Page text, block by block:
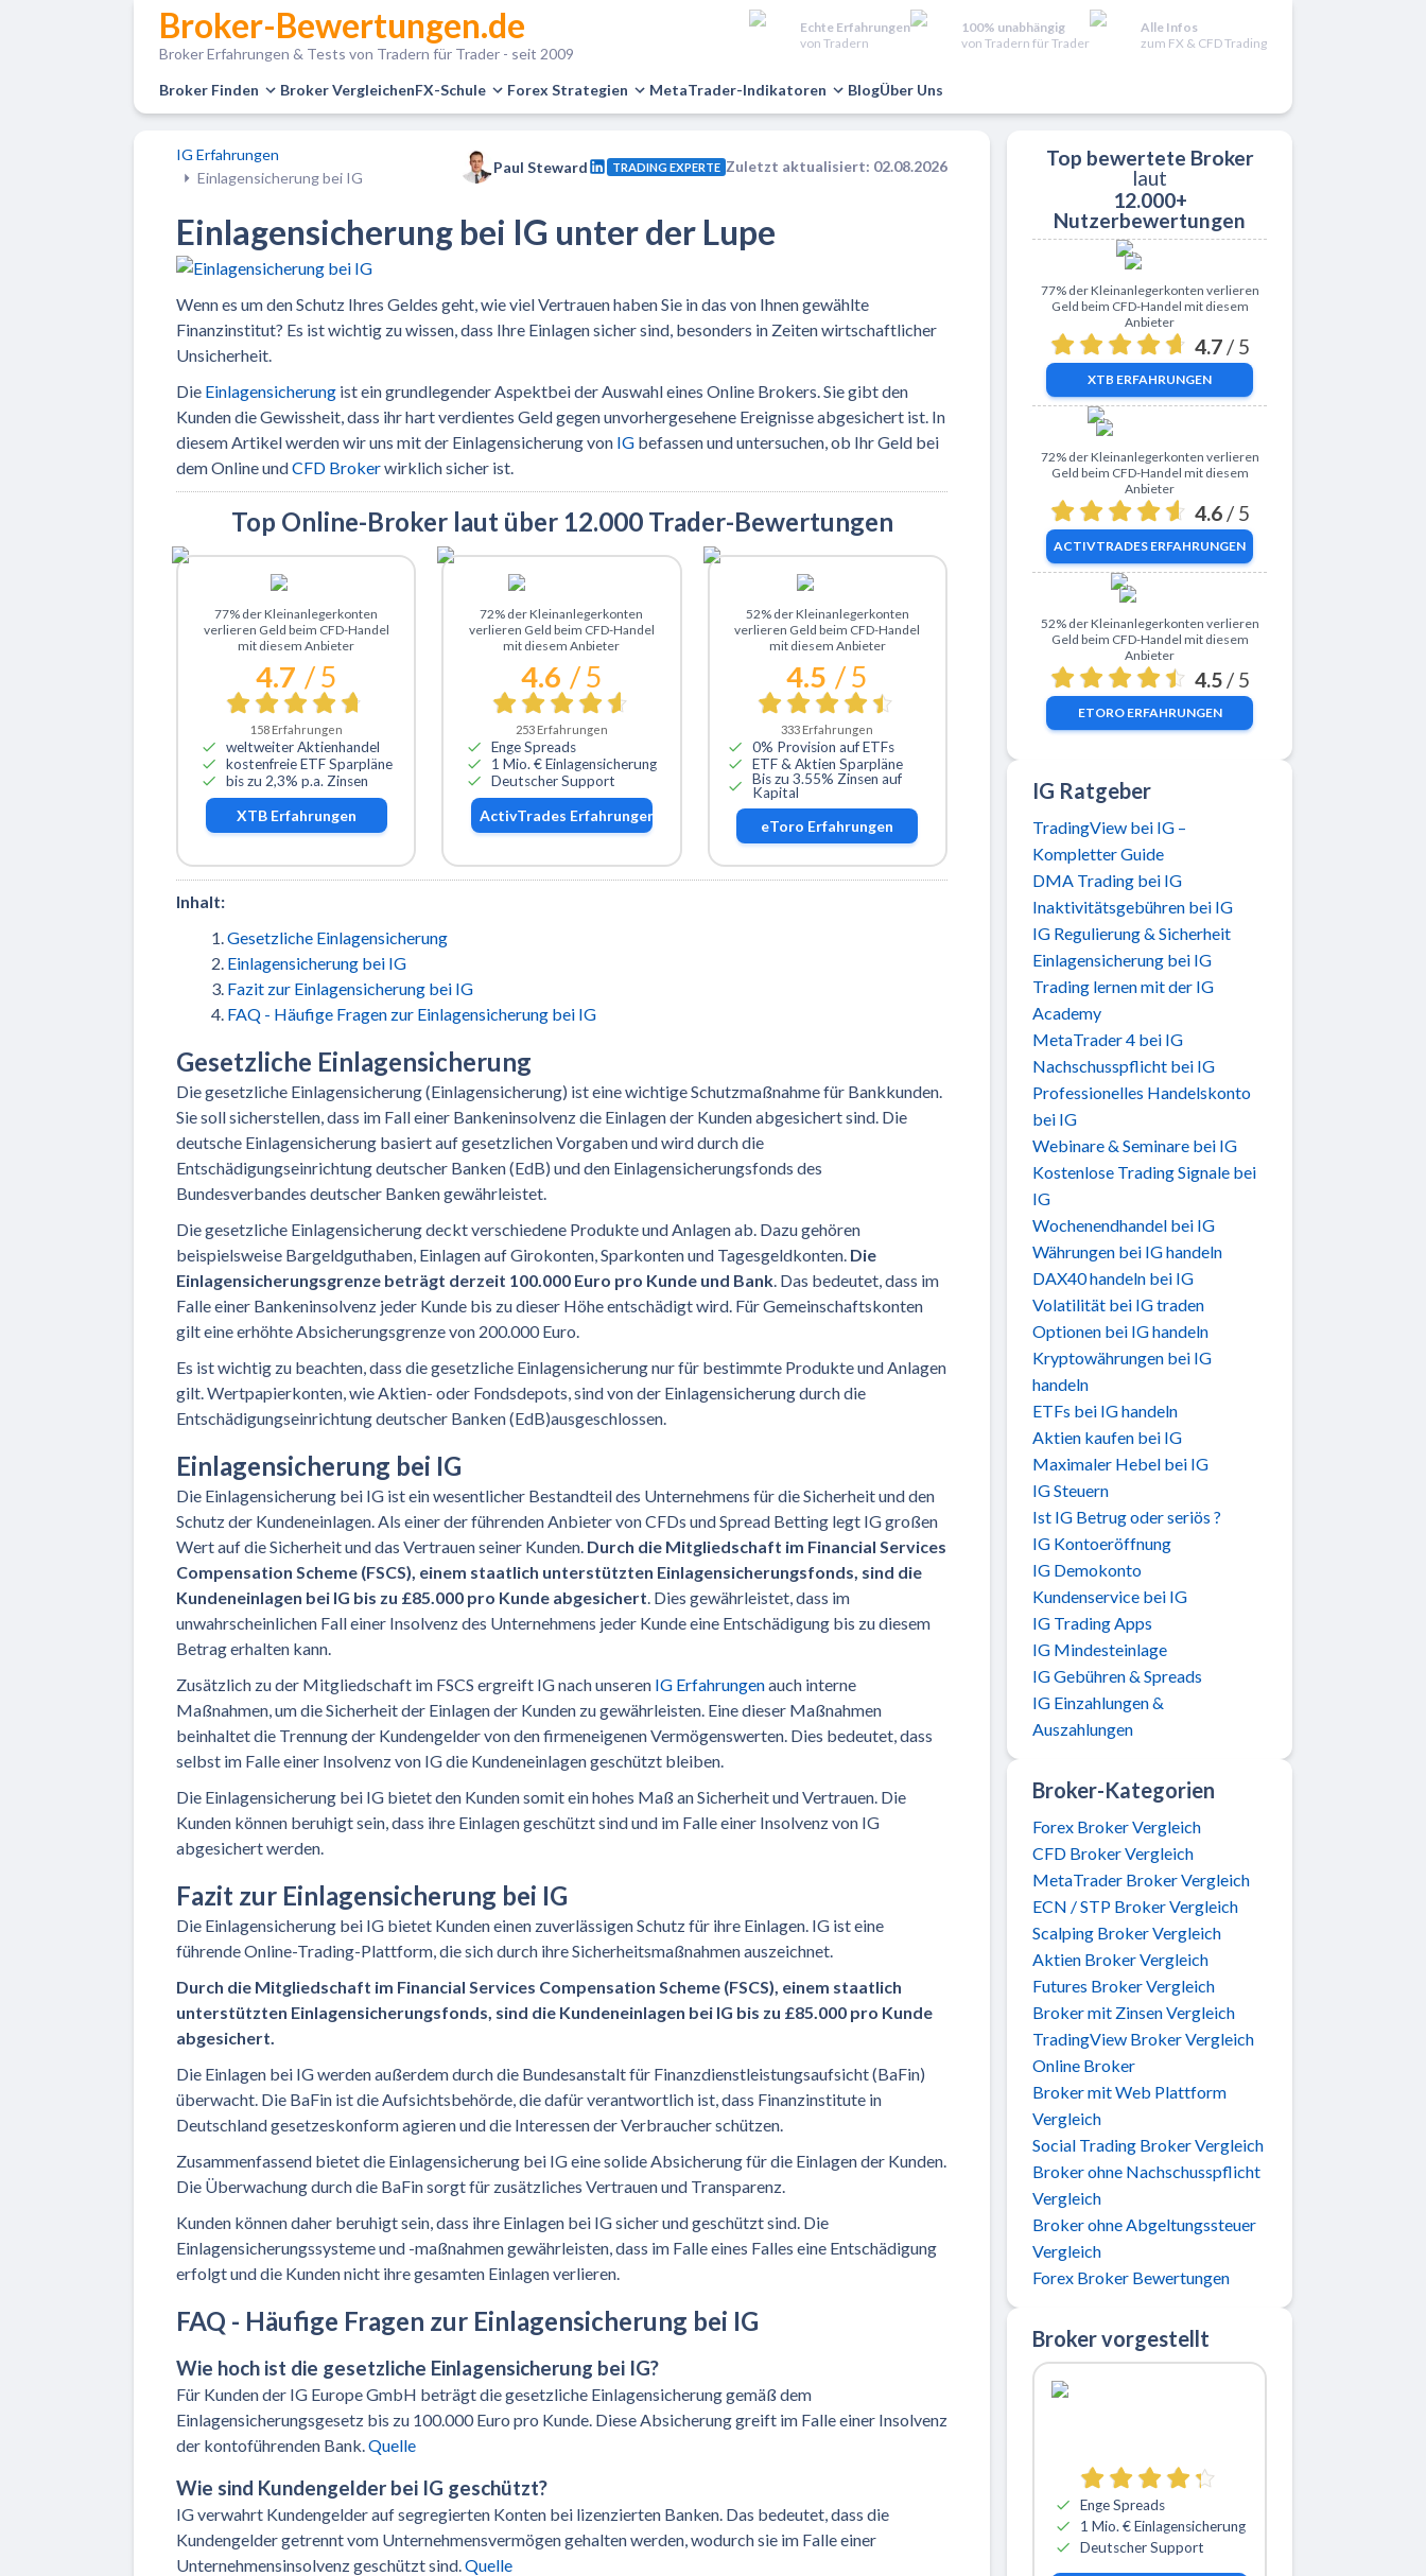
Broker-Bewertungen.de
Broker Erfahrungen & Tests von Tradern für Trader - seit 2009
Echte Erfahrungen
von Tradern
100% unabhängig
von Tradern für Trader
Alle Infos
zum FX & CFD Trading
Broker Finden Broker VergleichenFX-Schule Forex Strategien MetaTrader-Indikatoren BlogÜber Uns
IG Erfahrungen
Einlagensicherung bei IG
Paul Steward TRADING EXPERTE Zuletzt aktualisiert: 02.08.2026
Einlagensicherung bei IG unter der Lupe
Wenn es um den Schutz Ihres Geldes geht, wie viel Vertrauen haben Sie in das von Ihnen gewählte
Finanzinstitut? Es ist wichtig zu wissen, dass Ihre Einlagen sicher sind, besonders in Zeiten wirtschaftlicher
Unsicherheit.
Die Einlagensicherung ist ein grundlegender Aspektbei der Auswahl eines Online Brokers. Sie gibt den
Kunden die Gewissheit, dass ihr hart verdientes Geld gegen unvorhergesehene Ereignisse abgesichert ist. In
diesem Artikel werden wir uns mit der Einlagensicherung von IG befassen und untersuchen, ob Ihr Geld bei
dem Online undCFD Brokerwirklich sicher ist.
Top Online-Broker laut über 12.000 Trader-Bewertungen
Zu XTB
77% der Kleinanlegerkonten
verlieren Geld beim CFD-Handel
mit diesem Anbieter
4.7 / 5
158Erfahrungen
weltweiter Aktienhandel
kostenfreie ETF Sparpläne
bis zu 2,3% p.a. Zinsen
XTBErfahrungen
Zu ActivTrades
72% der Kleinanlegerkonten
verlieren Geld beim CFD-Handel
mit diesem Anbieter
4.6 / 5
253Erfahrungen
Enge Spreads
1 Mio. € Einlagensicherung
Deutscher Support
ActivTrades Erfahrungen
Zu eToro
52% der Kleinanlegerkonten
verlieren Geld beim CFD-Handel
mit diesem Anbieter
4.5 / 5
333 Erfahrungen
0% Provision auf ETFs
ETF & Aktien Sparpläne
Bis zu 3.55% Zinsen auf
Kapital
eToro Erfahrungen
Inhalt:
Gesetzliche Einlagensicherung
Einlagensicherung bei IG
Fazit zur Einlagensicherung bei IG
FAQ - Häufige Fragen zur Einlagensicherung bei IG
Gesetzliche Einlagensicherung
Die gesetzliche Einlagensicherung (Einlagensicherung) ist eine wichtige Schutzmaßnahme für Bankkunden.
Sie soll sicherstellen, dass im Fall einer Bankeninsolvenz die Einlagen der Kunden abgesichert sind. Die
deutsche Einlagensicherung basiert auf gesetzlichen Vorgaben und wird durch die
Entschädigungseinrichtung deutscher Banken (EdB) und den Einlagensicherungsfonds des
Bundesverbandes deutscher Banken gewährleistet.
Die gesetzliche Einlagensicherung deckt verschiedene Produkte und Anlagen ab. Dazu gehören
beispielsweise Bargeldguthaben, Einlagen auf Girokonten, Sparkonten und Tagesgeldkonten. Die
Einlagensicherungsgrenze beträgt derzeit 100.000 Euro pro Kunde und Bank. Das bedeutet, dass im
Falle einer Bankeninsolvenz jeder Kunde bis zu dieser Höhe entschädigt wird. Für Gemeinschaftskonten
gilt eine erhöhte Absicherungsgrenze von 200.000 Euro.
Es ist wichtig zu beachten, dass die gesetzliche Einlagensicherung nur für bestimmte Produkte und Anlagen
gilt. Wertpapierkonten, wie Aktien- oder Fondsdepots, sind von der Einlagensicherung durch die
Entschädigungseinrichtung deutscher Banken (EdB)ausgeschlossen.
Einlagensicherung bei IG
Die Einlagensicherung bei IG ist ein wesentlicher Bestandteil des Unternehmens für die Sicherheit und den
Schutz der Kundeneinlagen. Als einer der führenden Anbieter von CFDs und Spread Betting legt IG großen
Wert auf die Sicherheit und das Vertrauen seiner Kunden. Durch die Mitgliedschaft im Financial Services
Compensation Scheme (FSCS), einem staatlich unterstützten Einlagensicherungsfonds, sind die
Kundeneinlagen bei IG bis zu £85.000 pro Kunde abgesichert. Dies gewährleistet, dass im
unwahrscheinlichen Fall einer Insolvenz des Unternehmens jeder Kunde eine Entschädigung bis zu diesem
Betrag erhalten kann.
Zusätzlich zu der Mitgliedschaft im FSCS ergreift IG nach unseren IG Erfahrungenauch interne
Maßnahmen, um die Sicherheit der Einlagen der Kunden zu gewährleisten. Eine dieser Maßnahmen
beinhaltet die Trennung der Kundengelder von den firmeneigenen Vermögenswerten. Dies bedeutet, dass
selbst im Falle einer Insolvenz von IG die Kundeneinlagen geschützt bleiben.
Die Einlagensicherung bei IG bietet den Kunden somit ein hohes Maß an Sicherheit und Vertrauen. Die
Kunden können beruhigt sein, dass ihre Einlagen geschützt sind und im Falle einer Insolvenz von IG
abgesichert werden.
Fazit zur Einlagensicherung bei IG
Die Einlagensicherung bei IG bietet Kunden einen zuverlässigen Schutz für ihre Einlagen. IG ist eine
führende Online-Trading-Plattform, die sich durch ihre Sicherheitsmaßnahmen auszeichnet.
Durch die Mitgliedschaft im Financial Services Compensation Scheme (FSCS), einem staatlich
unterstützten Einlagensicherungsfonds, sind die Kundeneinlagen bei IG bis zu £85.000 pro Kunde
abgesichert.
Die Einlagen bei IG werden außerdem durch die Bundesanstalt für Finanzdienstleistungsaufsicht (BaFin)
überwacht. Die BaFin ist die Aufsichtsbehörde, die dafür verantwortlich ist, dass Finanzinstitute in
Deutschland gesetzeskonform agieren und die Interessen der Verbraucher schützen.
Zusammenfassend bietet die Einlagensicherung bei IG eine solide Absicherung für die Einlagen der Kunden.
Die Überwachung durch die BaFin sorgt für zusätzliches Vertrauen und Transparenz.
Kunden können daher beruhigt sein, dass ihre Einlagen bei IG sicher und geschützt sind. Die
Einlagensicherungssysteme und -maßnahmen gewährleisten, dass im Falle eines Falles eine Entschädigung
erfolgt und die Kunden nicht ihre gesamten Einlagen verlieren.
FAQ - Häufige Fragen zur Einlagensicherung bei IG
Wie hoch ist die gesetzliche Einlagensicherung bei IG?
Für Kunden der IG Europe GmbH beträgt die gesetzliche Einlagensicherung gemäß dem
Einlagensicherungsgesetz bis zu 100.000 Euro pro Kunde. Diese Absicherung greift im Falle einer Insolvenz
der kontoführenden Bank.Quelle
Wie sind Kundengelder bei IG geschützt?
IG verwahrt Kundengelder auf segregierten Konten bei lizenzierten Banken. Das bedeutet, dass die
Kundengelder getrennt vom Unternehmensvermögen gehalten werden, wodurch sie im Falle einer
Unternehmensinsolvenz geschützt sind.Quelle
Top bewertete Broker
laut
12.000+
Nutzerbewertungen
Zu XTB
77% der Kleinanlegerkonten verlieren
Geld beim CFD-Handel mit diesem
Anbieter
4.7 / 5
XTB ERFAHRUNGEN
Zu ActivTrades
72% der Kleinanlegerkonten verlieren
Geld beim CFD-Handel mit diesem
Anbieter
4.6 / 5
ACTIVTRADES ERFAHRUNGEN
Zu eToro
52% der Kleinanlegerkonten verlieren
Geld beim CFD-Handel mit diesem
Anbieter
4.5 / 5
ETOROERFAHRUNGEN
IG Ratgeber
TradingView bei IG –
Kompletter Guide
DMA Trading bei IG
Inaktivitätsgebühren bei IG
IG Regulierung & Sicherheit
Einlagensicherung bei IG
Trading lernen mit der IG
Academy
MetaTrader 4 bei IG
Nachschusspflicht bei IG
Professionelles Handelskonto
bei IG
Webinare & Seminare bei IG
Kostenlose Trading Signale bei
IG
Wochenendhandel bei IG
Währungen bei IG handeln
DAX40 handeln bei IG
Volatilität bei IG traden
Optionen bei IG handeln
Kryptowährungen bei IG
handeln
ETFs bei IG handeln
Aktien kaufen bei IG
Maximaler Hebel bei IG
IG Steuern
Ist IG Betrug oder seriös ?
IG Kontoeröffnung
IG Demokonto
Kundenservice bei IG
IG Trading Apps
IG Mindesteinlage
IG Gebühren & Spreads
IG Einzahlungen &
Auszahlungen
Broker-Kategorien
Forex Broker Vergleich
CFD Broker Vergleich
MetaTrader Broker Vergleich
ECN / STP Broker Vergleich
Scalping Broker Vergleich
Aktien Broker Vergleich
Futures Broker Vergleich
Broker mit Zinsen Vergleich
TradingView Broker Vergleich
Online Broker
Broker mit Web Plattform
Vergleich
Social Trading Broker Vergleich
Broker ohne Nachschusspflicht
Vergleich
Broker ohne Abgeltungssteuer
Vergleich
Forex Broker Bewertungen
Broker vorgestellt
Enge Spreads
1 Mio. € Einlagensicherung
Deutscher Support